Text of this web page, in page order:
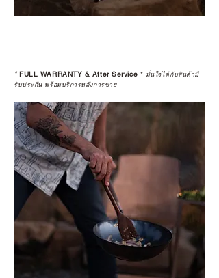
*FULL WARRANTY & After Service * มั่นใจได้กับสินค้ามี
รับประกัน พร้อมบริการหลังการขาย